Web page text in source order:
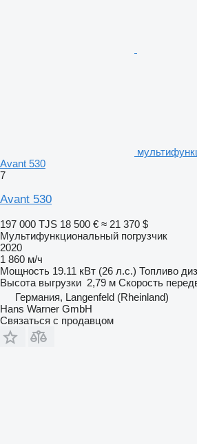
Avant 530
7
Avant 530
197 000 TJS 18 500 € ≈ 21 370 $
Мультифункциональный погрузчик
2020
1 860 м/ч
Мощность 19.11 кВт (26 л.с.) Топливо
Высота выгрузки 2,79 м Скорость
Германия, Langenfeld (Rheinland)
Hans Warner GmbH
Связаться с продавцом